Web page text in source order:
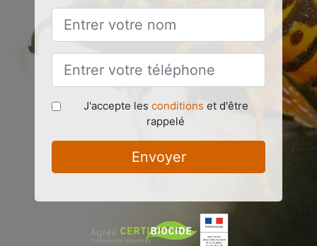
J'accepte les conditions et d'être
rappelé
Envoyer